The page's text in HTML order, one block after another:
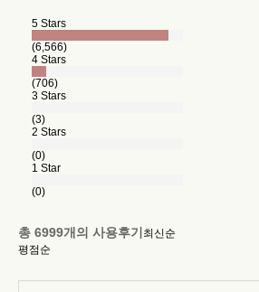
5 Stars
(6,566)
4 Stars
(706)
3 Stars
(3)
2 Stars
(0)
1 Star
(0)
총 6999개의 사용후기 최신순
평점순